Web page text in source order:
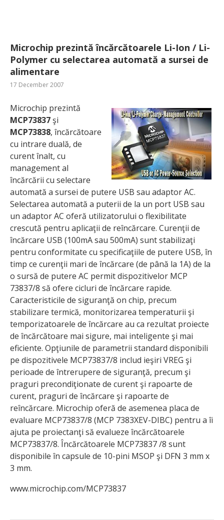
Microchip prezintă încărcătoarele Li-Ion / Li-
Polymer cu selectarea automată a sursei de
alimentare
17 December 2007
Microchip prezintă
MCP73837şi
MCP73838, încărcătoare
cu intrare duală, de
curent înalt, cu
management al
încărcării cu selectare
automată a sursei de putere USB sau adaptor AC.
Selectarea automată a puterii de la un port USB sau
un adaptor AC oferă utilizatorului o flexibilitate
crescută pentru aplicaţii de reîncărcare. Curenţii de
încărcare USB (100mA sau 500mA) sunt stabilizaţi
pentru conformitate cu specificaţiile de putere USB, în
timp ce curenţii mari de încărcare (de până la 1A) de la
o sursă de putere AC permit dispozitivelor MCP
73837/8 să ofere cicluri de încărcare rapide.
Caracteristicile de siguranţă on chip, precum
stabilizare termică, monitorizarea temperaturii şi
temporizatoarele de încărcare au ca rezultat proiecte
de încărcătoare mai sigure, mai inteligente şi mai
eficiente. Opţiunile de parametrii standard disponibili
pe dispozitivele MCP73837/8 includ ieşiri VREG şi
perioade de întrerupere de siguranţă, precum şi
praguri precondiţionate de curent şi rapoarte de
curent, praguri de încărcare şi rapoarte de
reîncărcare. Microchip oferă de asemenea placa de
evaluare MCP73837/8 (MCP 7383XEV-DIBC) pentru a îi
ajuta pe proiectanţi să evalueze încărcătoarele
MCP73837/8. Încărcătoarele MCP73837 /8 sunt
disponibile în capsule de 10-pini MSOP şi DFN 3 mm x
3 mm.
www.microchip.com/MCP73837